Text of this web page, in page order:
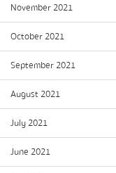
November 2021
October 2021
September 2021
August 2021
July 2021
June 2021